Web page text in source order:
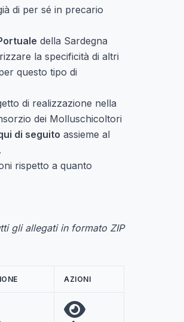
di per sé in precario
della Sardegna
la specificità di altri
questo tipo di
di realizzazione nella
dei Molluschicoltori
di seguito assieme al
rispetto a quanto
gli allegati in formato ZIP
AZIONI